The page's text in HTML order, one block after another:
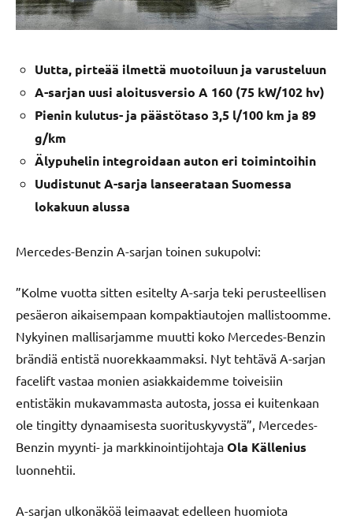
Uutta, pirteää ilmettä muotoiluun ja varusteluun
A-sarjan uusi aloitusversio A 160 (75 kW/102 hv)
Pienin kulutus- ja päästötaso 3,5 l/100 km ja 89
g/km
Älypuhelin integroidaan auton eri toimintoihin
Uudistunut A-sarja lanseerataan Suomessa
lokakuun alussa
Mercedes-Benzin A-sarjan toinen sukupolvi:
”Kolme vuotta sitten esitelty A-sarja teki perusteellisen
pesäeron aikaisempaan kompaktiautojen mallistoomme.
Nykyinen mallisarjamme muutti koko Mercedes-Benzin
brändiä entistä nuorekkaammaksi. Nyt tehtävä A-sarjan
facelift vastaa monien asiakkaidemme toiveisiin
entistäkin mukavammasta autosta, jossa ei kuitenkaan
ole tingitty dynaamisesta suorituskyvystä”, Mercedes-
Benzin myynti- ja markkinointijohtaja Ola Källenius
luonnehtii.
A-sarjan ulkonäköä leimaavat edelleen huomiota